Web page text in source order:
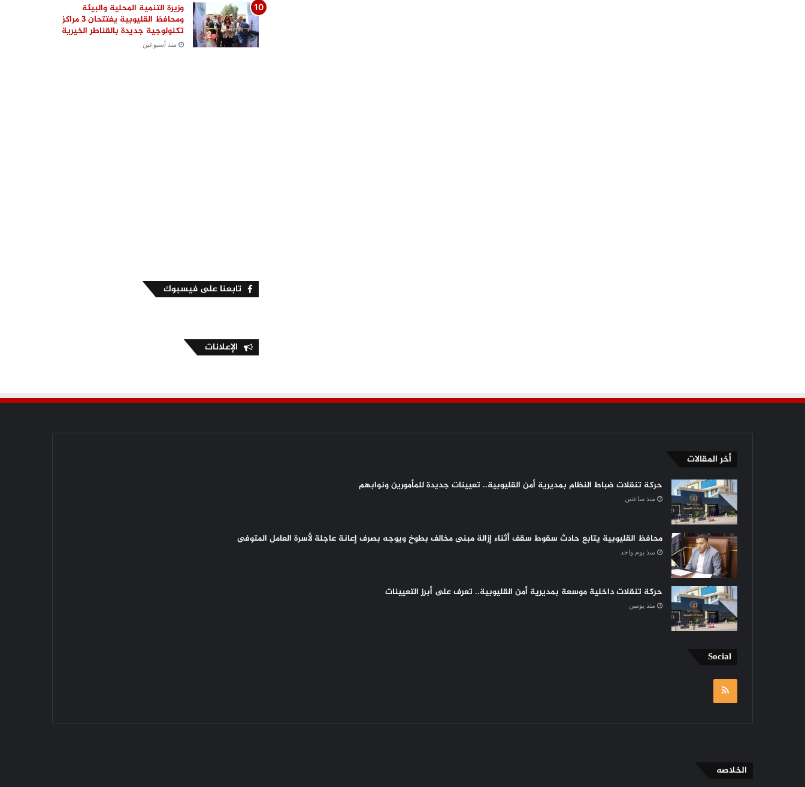
وزيرة التنمية المحلية والبيئة
ومحافظ القليوبية يفتتحان 3 مراكز
تكنولوجية جديدة بالقناطر الخيرية
منذ أسبوعين
تابعنا على فيسبوك
الإعلانات
أخر المقالات
حركة تنقلات ضباط النظام بمديرية أمن القليوبية.. تعيينات جديدة للمأمورين ونوابهم
منذ ساعتين
محافظ القليوبية يتابع حادث سقوط سقف أثناء إزالة مبنى مخالف بطوخ ويوجه بصرف إعانة عاجلة لأسرة العامل المتوفى
منذ يوم واحد
حركة تنقلات داخلية موسعة بمديرية أمن القليوبية.. تعرف على أبرز التعيينات
منذ يومين
Social
RSS
الخلاصه